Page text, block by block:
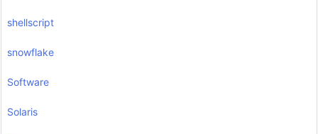
shellscript
snowflake
Software
Solaris